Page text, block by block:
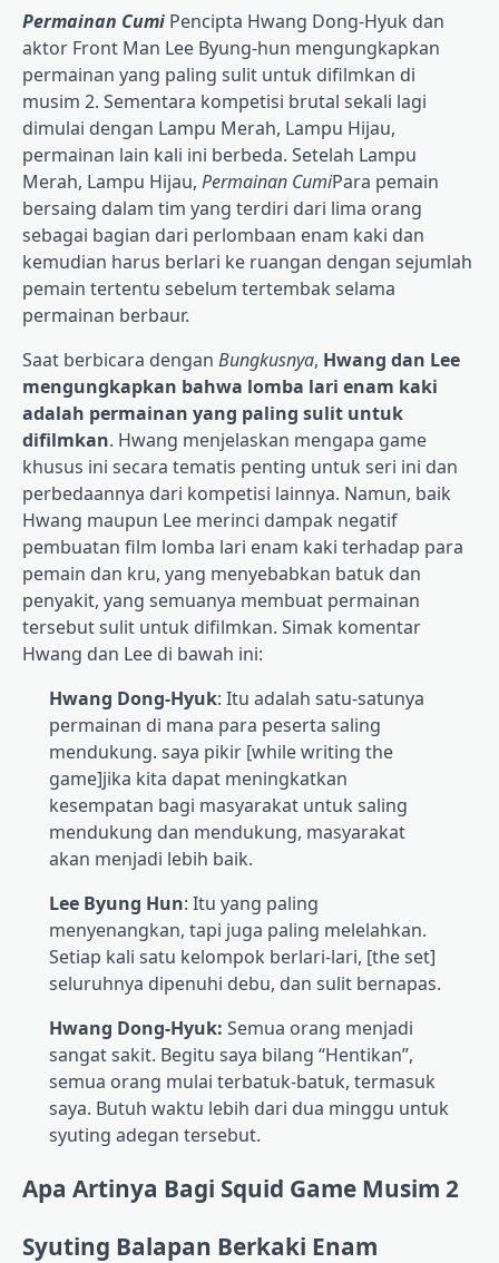
Permainan Cumi Pencipta Hwang Dong-Hyuk dan
aktor Front Man Lee Byung-hun mengungkapkan
permainan yang paling sulit untuk difilmkan di
musim 2. Sementara kompetisi brutal sekali lagi
dimulai dengan Lampu Merah, Lampu Hijau,
permainan lain kali ini berbeda. Setelah Lampu
Merah, Lampu Hijau, Permainan CumiPara pemain
bersaing dalam tim yang terdiri dari lima orang
sebagai bagian dari perlombaan enam kaki dan
kemudian harus berlari ke ruangan dengan sejumlah
pemain tertentu sebelum tertembak selama
permainan berbaur.
Saat berbicara dengan Bungkusnya, Hwang dan Lee
mengungkapkan bahwa lomba lari enam kaki
adalah permainan yang paling sulit untuk
difilmkan. Hwang menjelaskan mengapa game
khusus ini secara tematis penting untuk seri ini dan
perbedaannya dari kompetisi lainnya. Namun, baik
Hwang maupun Lee merinci dampak negatif
pembuatan film lomba lari enam kaki terhadap para
pemain dan kru, yang menyebabkan batuk dan
penyakit, yang semuanya membuat permainan
tersebut sulit untuk difilmkan. Simak komentar
Hwang dan Lee di bawah ini:
Hwang Dong-Hyuk: Itu adalah satu-satunya
permainan di mana para peserta saling
mendukung. saya pikir [while writing the
game]jika kita dapat meningkatkan
kesempatan bagi masyarakat untuk saling
mendukung dan mendukung, masyarakat
akan menjadi lebih baik.
Lee Byung Hun: Itu yang paling
menyenangkan, tapi juga paling melelahkan.
Setiap kali satu kelompok berlari-lari, [the set]
seluruhnya dipenuhi debu, dan sulit bernapas.
Hwang Dong-Hyuk: Semua orang menjadi
sangat sakit. Begitu saya bilang “Hentikan”,
semua orang mulai terbatuk-batuk, termasuk
saya. Butuh waktu lebih dari dua minggu untuk
syuting adegan tersebut.
Apa Artinya Bagi Squid Game Musim 2
Syuting Balapan Berkaki Enam